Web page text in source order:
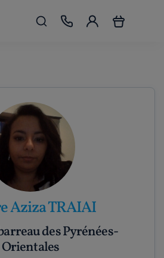
Aziza TRAIAI
des Pyrénées-
Orientales